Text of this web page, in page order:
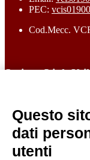
PEC:
Cod.Mecc.
Sezione Link
Informativa
Ufficio
Dichiarazione
Obiettivi di
Questo
dati
utenti